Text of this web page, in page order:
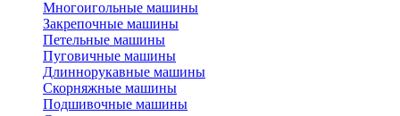
Многоигольные машины
Закрепочные машины
Петельные машины
Пуговичные машины
Длиннорукавные машины
Скорняжные машины
Подшивочные машины